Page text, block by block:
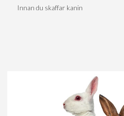
Innan du skaffar kanin